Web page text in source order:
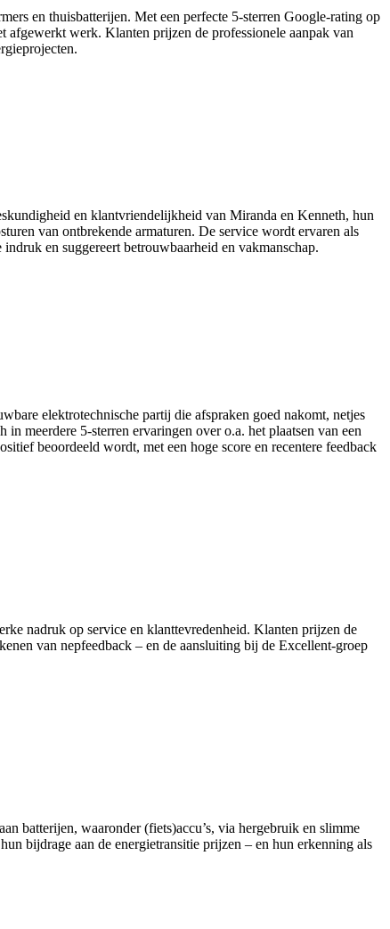
en thuisbatterijen. Met een perfecte 5‑sterren Google‑rating op
afgewerkt werk. Klanten prijzen de professionele aanpak van
en klantvriendelijkheid van Miranda en Kenneth, hun
van ontbrekende armaturen. De service wordt ervaren als
en suggereert betrouwbaarheid en vakmanschap.
elektrotechnische partij die afspraken goed nakomt, netjes
meerdere 5-sterren ervaringen over o.a. het plaatsen van een
beoordeeld wordt, met een hoge score en recentere feedback
nadruk op service en klanttevredenheid. Klanten prijzen de
van nepfeedback – en de aansluiting bij de Excellent‑groep
batterijen, waaronder (fiets)accu’s, via hergebruik en slimme
bijdrage aan de energietransitie prijzen – en hun erkenning als